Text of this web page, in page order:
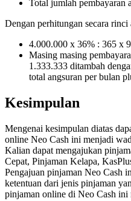
Total jumlah pembayaran
Dengan perhitungan secara rinci
4.000.000 x 36% : 365 x
Masing masing
1.333.333 ditambah
total angsuran per bulan
Kesimpulan
Mengenai kesimpulan diatas
online Neo Cash ini menjadi
Kalian dapat mengajukan
Cepat, Pinjaman Kelapa,
Pengajuan pinjaman Neo Cash
ketentuan dari jenis pinjaman
pinjaman online di Neo Cash